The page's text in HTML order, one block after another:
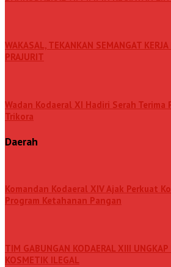
WAKASAL, TEKANKAN SEMANGAT
PRAJURIT
Wadan Kodaeral XI Hadiri Serah Terima
Trikora
Daerah
Komandan Kodaeral XIV Ajak Perkuat
Program Ketahanan Pangan
TIM GABUNGAN KODAERAL XIII UNGKAP
KOSMETIK ILEGAL